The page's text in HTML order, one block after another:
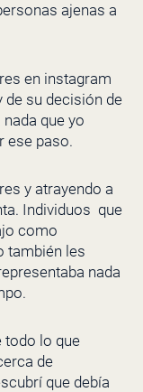
ajenas a
en instagram
de su decisión de
nada que yo
ese paso.
y atrayendo a
Individuos que
como
también les
nada
todo lo que
de
que debía